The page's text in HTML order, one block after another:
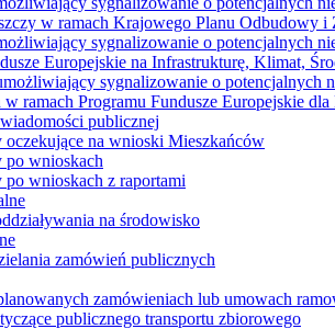
w ramach Krajowego Planu Odbudowy i
sygnalizowanie o potencjalnych
Europejskie na Infrastrukturę, Klimat,
sygnalizowanie o potencjalnych
ramach Programu Fundusze Europejskie
publicznej
oczekujące na wnioski Mieszkańców
po wnioskach
po wnioskach z raportami
na środowisko
zamówień publicznych
zamówieniach lub umowach
publicznego transportu zbiorowego